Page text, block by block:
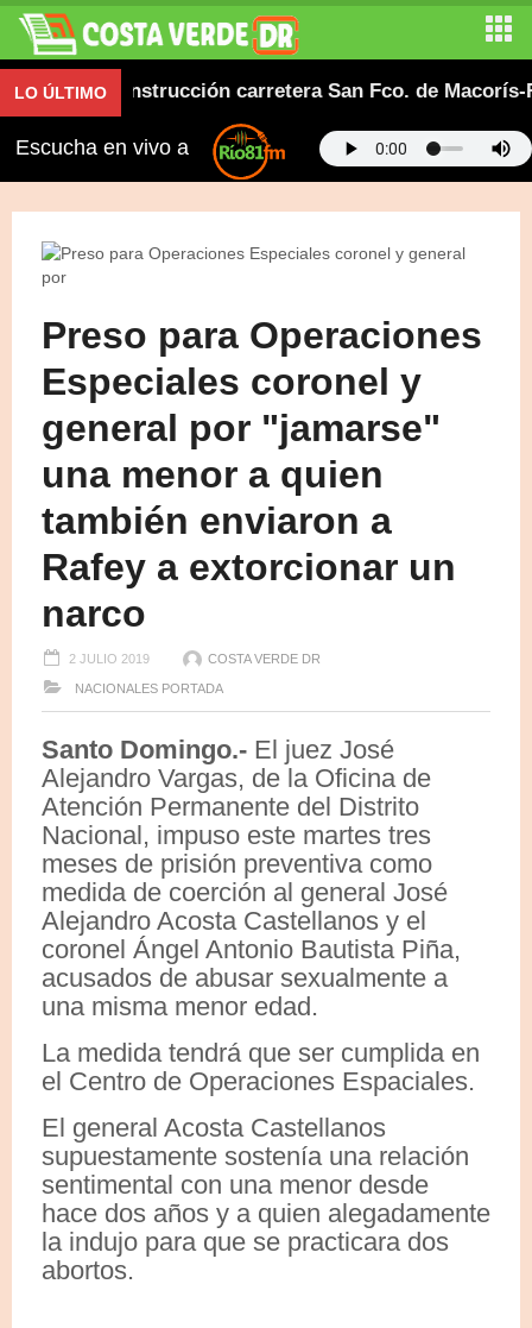
LO ÚLTIMO
en construcción carretera San Fco. de Macorís-Río
Escucha en vivo a
Preso para Operaciones
Especiales coronel y
general por "jamarse"
una menor a quien
también enviaron a
Rafey a extorcionar un
narco
2 JULIO 2019 COSTA VERDE DR
NACIONALES PORTADA
Santo Domingo.- El juez José
Alejandro Vargas, de la Oficina de
Atención Permanente del Distrito
Nacional, impuso este martes tres
meses de prisión preventiva como
medida de coerción al general José
Alejandro Acosta Castellanos y el
coronel Ángel Antonio Bautista Piña,
acusados de abusar sexualmente a
una misma menor edad.
La medida tendrá que ser cumplida en
el Centro de Operaciones Espaciales.
El general Acosta Castellanos
supuestamente sostenía una relación
sentimental con una menor desde
hace dos años y a quien alegadamente
la indujo para que se practicara dos
abortos.